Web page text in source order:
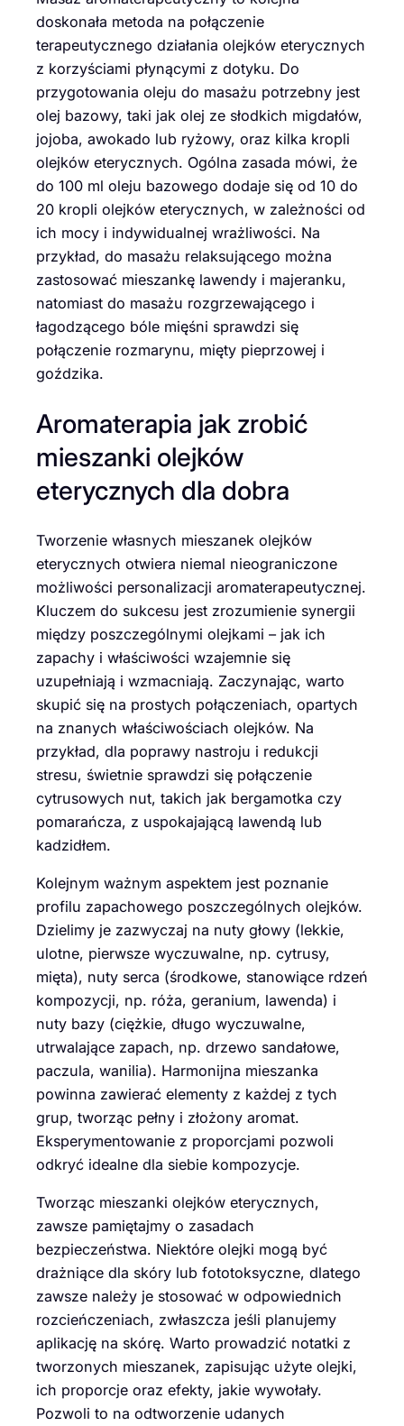
doskonała metoda na połączenie
terapeutycznego działania olejków eterycznych
z korzyściami płynącymi z dotyku. Do
przygotowania oleju do masażu potrzebny jest
olej bazowy, taki jak olej ze słodkich migdałów,
jojoba, awokado lub ryżowy, oraz kilka kropli
olejków eterycznych. Ogólna zasada mówi, że
do 100 ml oleju bazowego dodaje się od 10 do
20 kropli olejków eterycznych, w zależności od
ich mocy i indywidualnej wrażliwości. Na
przykład, do masażu relaksującego można
zastosować mieszankę lawendy i majeranku,
natomiast do masażu rozgrzewającego i
łagodzącego bóle mięśni sprawdzi się
połączenie rozmarynu, mięty pieprzowej i
goździka.
Aromaterapia jak zrobić
mieszanki olejków
eterycznych dla dobra
Tworzenie własnych mieszanek olejków
eterycznych otwiera niemal nieograniczone
możliwości personalizacji aromaterapeutycznej.
Kluczem do sukcesu jest zrozumienie synergii
między poszczególnymi olejkami – jak ich
zapachy i właściwości wzajemnie się
uzupełniają i wzmacniają. Zaczynając, warto
skupić się na prostych połączeniach, opartych
na znanych właściwościach olejków. Na
przykład, dla poprawy nastroju i redukcji
stresu, świetnie sprawdzi się połączenie
cytrusowych nut, takich jak bergamotka czy
pomarańcza, z uspokajającą lawendą lub
kadzidłem.
Kolejnym ważnym aspektem jest poznanie
profilu zapachowego poszczególnych olejków.
Dzielimy je zazwyczaj na nuty głowy (lekkie,
ulotne, pierwsze wyczuwalne, np. cytrusy,
mięta), nuty serca (środkowe, stanowiące rdzeń
kompozycji, np. róża, geranium, lawenda) i
nuty bazy (ciężkie, długo wyczuwalne,
utrwalające zapach, np. drzewo sandałowe,
paczula, wanilia). Harmonijna mieszanka
powinna zawierać elementy z każdej z tych
grup, tworząc pełny i złożony aromat.
Eksperymentowanie z proporcjami pozwoli
odkryć idealne dla siebie kompozycje.
Tworząc mieszanki olejków eterycznych,
zawsze pamiętajmy o zasadach
bezpieczeństwa. Niektóre olejki mogą być
drażniące dla skóry lub fototoksyczne, dlatego
zawsze należy je stosować w odpowiednich
rozcieńczeniach, zwłaszcza jeśli planujemy
aplikację na skórę. Warto prowadzić notatki z
tworzonych mieszanek, zapisując użyte olejki,
ich proporcje oraz efekty, jakie wywołały.
Pozwoli to na odtworzenie udanych